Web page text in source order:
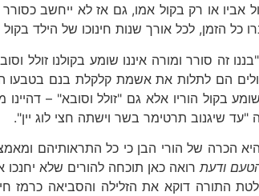
או רק בקול אמו, גם אז לא ייחשב כסורר
הזמן, לכל אורך שנות חינוכו של הילד
זה סורר ומורה איננו שומע בקולנו זולל
הם לתלות את אשמת קלקלת בנם בטבעו
בקול הוריו אלא גם "זולל וסובא" –
שיגנוב תרטימר בשר וישתה חצי לוג יין".
הכרה של הורי הבן כי כל התראותיהם
ודעת רואה כאן תוכחה להורים שלא
התורה דוקא את הזלילה והסביאה כרמז